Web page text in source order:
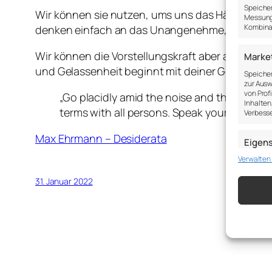
zur
von
Wir können sie nutzen, ums uns das Hässliche
denken einfach an das Unangenehme, das
Wir können die Vorstellungskraft aber auch
und Gelassenheit beginnt mit deiner
„Go placidly amid the noise and the
terms with all persons. Speak your truth
Max Ehrmann – Desiderata
31. Januar 2022